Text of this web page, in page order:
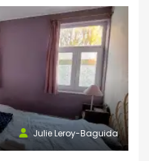
Julie Leroy-Baguida